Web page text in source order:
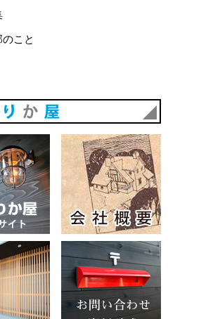
こと
あめりか屋WEBサイト